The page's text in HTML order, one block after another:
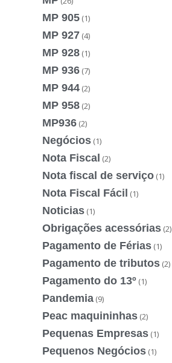
MP 905 (1)
MP 927 (4)
MP 928 (1)
MP 936 (7)
MP 944 (2)
MP 958 (2)
MP936 (2)
Negócios (1)
Nota Fiscal (2)
Nota fiscal de serviço (1)
Nota Fiscal Fácil (1)
Noticias (1)
Obrigações acessórias (2)
Pagamento de Férias (1)
Pagamento de tributos (2)
Pagamento do 13º (1)
Pandemia (9)
Peac maquininhas (2)
Pequenas Empresas (1)
Pequenos Negócios (1)